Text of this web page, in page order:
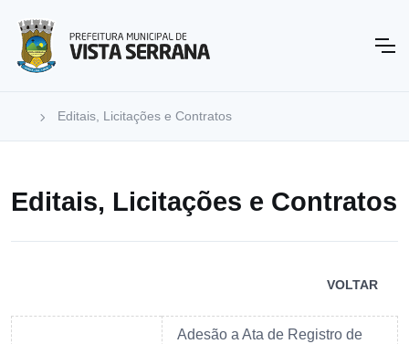
Editais, Licitações e Contratos
Editais, Licitações e Contratos
VOLTAR
Adesão a Ata de Registro de